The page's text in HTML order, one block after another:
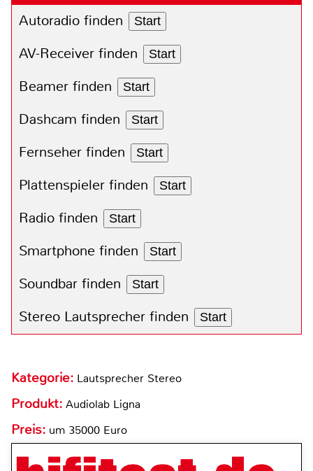
Autoradio finden Start
AV-Receiver finden Start
Beamer finden Start
Dashcam finden Start
Fernseher finden Start
Plattenspieler finden Start
Radio finden Start
Smartphone finden Start
Soundbar finden Start
Stereo Lautsprecher finden Start
Kategorie: Lautsprecher Stereo
Produkt: Audiolab Ligna
Preis: um 35000 Euro